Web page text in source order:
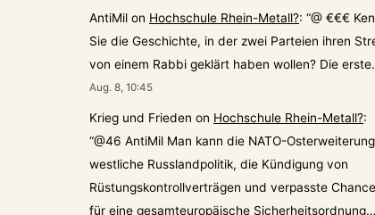
AntiMil on Hochschule Rhein-Metall?: “@ €€€
Sie die Geschichte, in der zwei Parteien ihren
von einem Rabbi geklärt haben wollen? Die
Aug. 8, 10:45
Krieg und Frieden on Hochschule Rhein-Metall?:
“@46 AntiMil Man kann die NATO-
westliche Russlandpolitik, die Kündigung von
Rüstungskontrollverträgen und verpasste
für eine gesamteuropäische Sicherheitsordnung…